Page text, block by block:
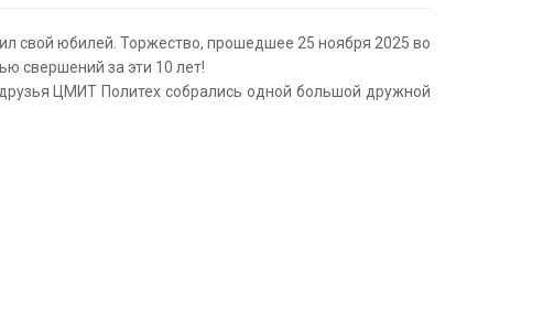
свой юбилей. Торжество, прошедшее 25 ноября 2025 во
свершений за эти 10 лет!
ЦМИТ Политех собрались одной большой дружной